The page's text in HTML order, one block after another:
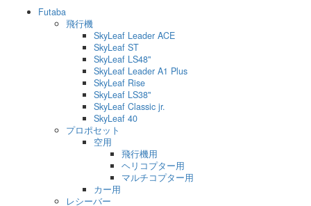
Futaba
飛行機
SkyLeaf Leader ACE
SkyLeaf ST
SkyLeaf LS48"
SkyLeaf Leader A1 Plus
SkyLeaf Rise
SkyLeaf LS38"
SkyLeaf Classic jr.
SkyLeaf 40
プロポセット
空用
飛行機用
ヘリコプター用
マルチコプター用
カー用
レシーバー